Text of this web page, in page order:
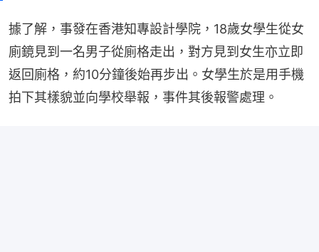
據了解，事發在香港知專設計學院，18歲女學生從女
廁鏡見到一名男子從廁格走出，對方見到女生亦立即
返回廁格，約10分鐘後始再步出。女學生於是用手機
拍下其樣貌並向學校舉報，事件其後報警處理。